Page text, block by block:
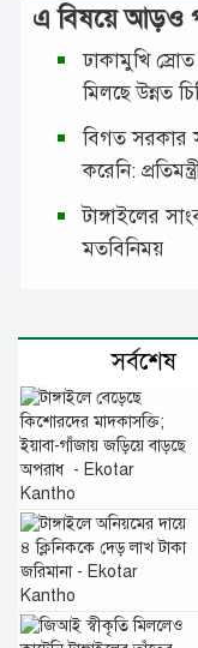
এ বিষয়ে আড়ও
ঢাকামুখি
মিলছে উন্নত
বিগত সরকার
করেনি:
টাঙ্গাইলের
মতবিনিময়
সর্বশেষ